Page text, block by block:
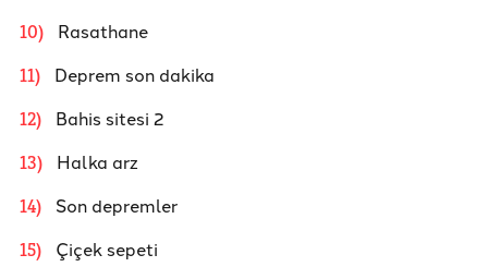
10) Rasathane
11) Deprem son dakika
12) Bahis sitesi 2
13) Halka arz
14) Son depremler
15) Çiçek sepeti